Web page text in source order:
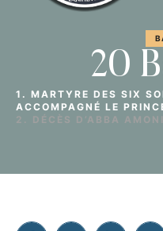
20
1. MARTYRE DES SIX
ACCOMPAGNÉ LE
2. DÉCÈS D’ABBA